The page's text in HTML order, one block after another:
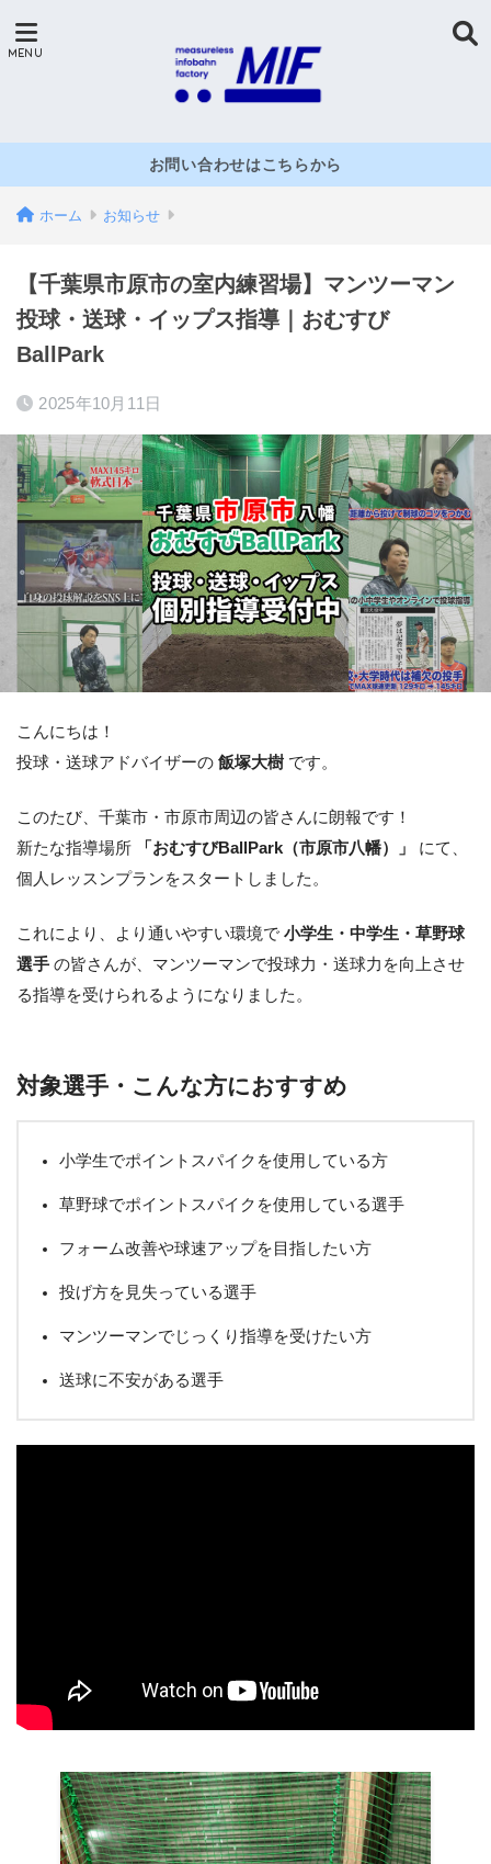
お問い合わせはこちらから
ホーム お知らせ
【千葉県市原市の室内練習場】マンツーマン
投球・送球・イップス指導｜おむすび
BallPark
2025年10月11日
こんにちは！
投球・送球アドバイザーの 飯塚大樹 です。
このたび、千葉市・市原市周辺の皆さんに朗報です！
新たな指導場所
「おむすびBallPark（市原市八幡）」
にて、
個人レッスンプランをスタートしました。
これにより、より通いやすい環境で 小学生・中学生・草野球
選手 の皆さんが、マンツーマンで投球力・送球力を向上させ
る指導を受けられるようになりました。
対象選手・こんな方におすすめ
小学生でポイントスパイクを使用している方
草野球でポイントスパイクを使用している選手
フォーム改善や球速アップを目指したい方
投げ方を見失っている選手
マンツーマンでじっくり指導を受けたい方
送球に不安がある選手